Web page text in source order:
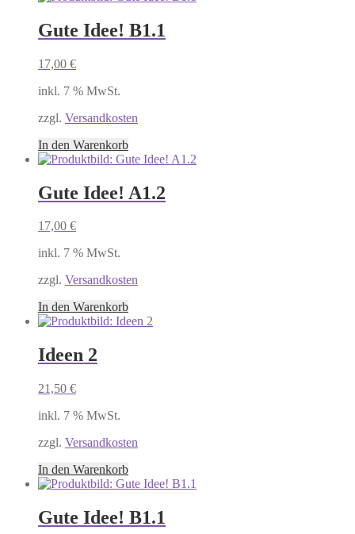
Gute Idee! B1.1
17,00 €
inkl. 7 % MwSt.
zzgl. Versandkosten
In den Warenkorb
Gute Idee! A1.2
17,00 €
inkl. 7 % MwSt.
zzgl. Versandkosten
In den Warenkorb
Ideen 2
21,50 €
inkl. 7 % MwSt.
zzgl. Versandkosten
In den Warenkorb
Gute Idee! B1.1